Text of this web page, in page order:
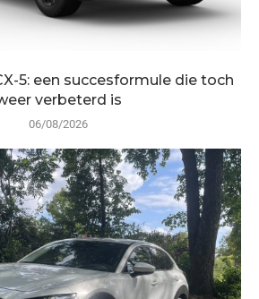
5: een succesformule die toch
verbeterd is
06/08/2026